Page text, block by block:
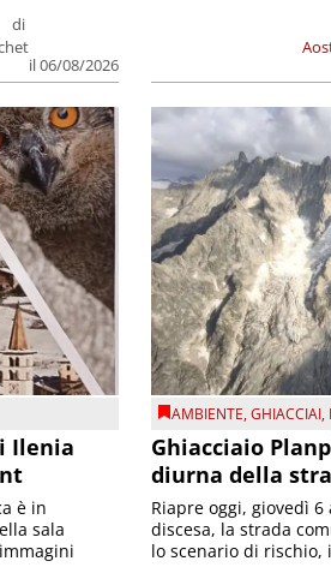
di
il 06/08/2026
Ilenia
è in
sala
AMBIENTE,GHIACCIAI,
Ghiacciaio
diurna della
Riapre oggi, giovedì
discesa, la strada
lo scenario di rischio,